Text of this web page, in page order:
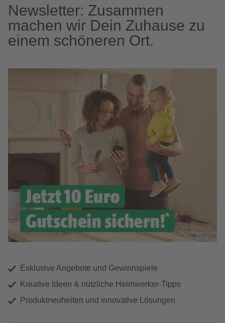
Newsletter: Zusammen
machen wir Dein Zuhause zu
einem schöneren Ort.
Exklusive Angebote und Gewinnspiele
Kreative Ideen & nützliche Heimwerker-Tipps
Produktneuheiten und innovative Lösungen